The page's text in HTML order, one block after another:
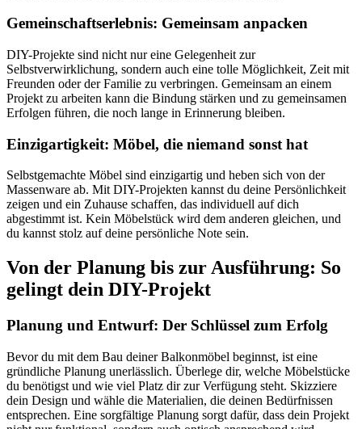
Gemeinschaftserlebnis: Gemeinsam anpacken
DIY-Projekte sind nicht nur eine Gelegenheit zur
Selbstverwirklichung, sondern auch eine tolle Möglichkeit, Zeit mit
Freunden oder der Familie zu verbringen. Gemeinsam an einem
Projekt zu arbeiten kann die Bindung stärken und zu gemeinsamen
Erfolgen führen, die noch lange in Erinnerung bleiben.
Einzigartigkeit: Möbel, die niemand sonst hat
Selbstgemachte Möbel sind einzigartig und heben sich von der
Massenware ab. Mit DIY-Projekten kannst du deine Persönlichkeit
zeigen und ein Zuhause schaffen, das individuell auf dich
abgestimmt ist. Kein Möbelstück wird dem anderen gleichen, und
du kannst stolz auf deine persönliche Note sein.
Von der Planung bis zur Ausführung: So
gelingt dein DIY-Projekt
Planung und Entwurf: Der Schlüssel zum Erfolg
Bevor du mit dem Bau deiner Balkonmöbel beginnst, ist eine
gründliche Planung unerlässlich. Überlege dir, welche Möbelstücke
du benötigst und wie viel Platz dir zur Verfügung steht. Skizziere
dein Design und wähle die Materialien, die deinen Bedürfnissen
entsprechen. Eine sorgfältige Planung sorgt dafür, dass dein Projekt